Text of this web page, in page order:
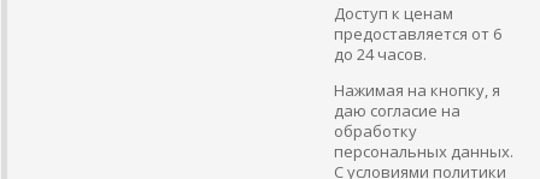
Доступ к ценам
предоставляется от 6
до 24 часов.
Нажимая на кнопку, я
даю согласие на
обработку
персональных данных.
С условиями политики